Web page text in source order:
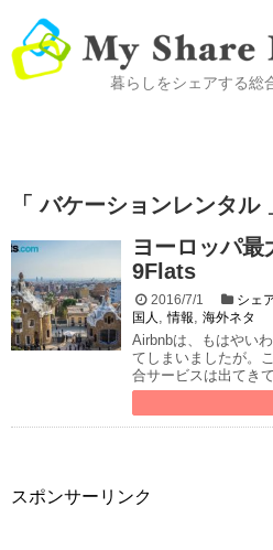
暮らしをシェアする総
「 バケーションレンタル
ヨーロッパ最
9Flats
2016/7/1 シェ
国人
,情報 海外ネタ
Airbnbは、もはやい
てしまいましたが。
合サービスは出てき
スポンサーリンク